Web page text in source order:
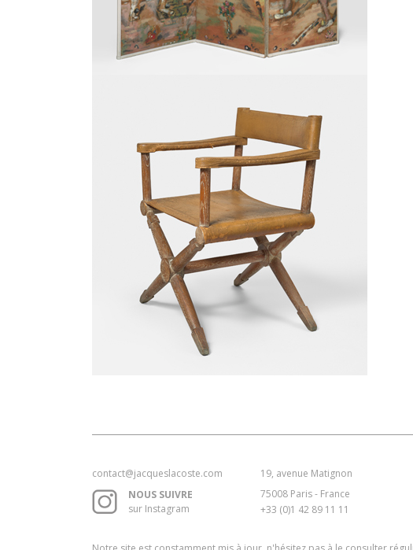
contact@jacqueslacoste.com
NOUS SUIVRE
sur Instagram
19, avenue Matignon
75008 Paris - France
+33 (0)1 42 89 11 11